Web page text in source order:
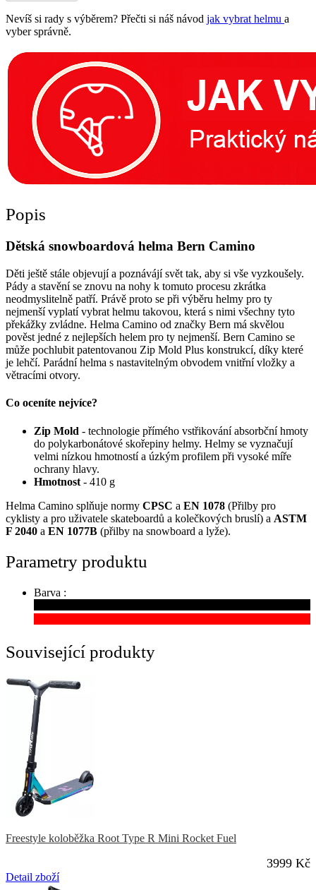
Nevíš si rady s výběrem? Přečti si náš návod jak vybrat helmu a
vyber správně.
Popis
Dětská snowboardová helma Bern Camino
Děti ještě stále objevují a poznávájí svět tak, aby si vše vyzkoušely.
Pády a stavění se znovu na nohy k tomuto procesu zkrátka
neodmyslitelně patří. Právě proto se při výběru helmy pro ty
nejmenší vyplatí vybrat helmu takovou, která s nimi všechny tyto
překážky zvládne. Helma Camino od značky Bern má skvělou
pověst jedné z nejlepších helem pro ty nejmenší. Bern Camino se
může pochlubit patentovanou Zip Mold Plus konstrukcí, díky které
je lehčí. Parádní helma s nastavitelným obvodem vnitřní vložky a
větracími otvory.
Co oceníte nejvíce?
Zip Mold - technologie přímého vstřikování absorbční hmoty
do polykarbonátové skořepiny helmy. Helmy se vyznačují
velmi nízkou hmotností a úzkým profilem při vysoké míře
ochrany hlavy.
Hmotnost - 410 g
Helma Camino splňuje normy CPSC a EN 1078 (Přilby pro
cyklisty a pro uživatele skateboardů a kolečkových bruslí) a ASTM
F 2040 a EN 1077B (přilby na snowboard a lyže).
Parametry produktu
Barva :
Související produkty
Freestyle koloběžka Root Type R Mini Rocket Fuel
3999 Kč
Detail zboží